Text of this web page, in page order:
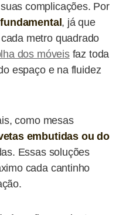
complicações. Por
, já que
metro quadrado
dos móveisfaz toda
espaço e na fluidez
como mesas
embutidas ou do
Essas soluções
cada cantinho